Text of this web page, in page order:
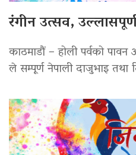
रंगीन उत्सव,
काठमाडौं – होली पर्वको
ले सम्पूर्ण नेपाली दाजुभाइ तथा